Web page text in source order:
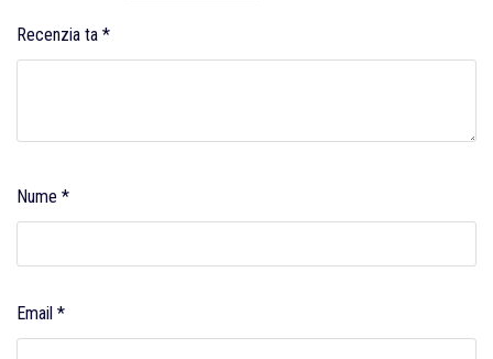
Recenzia ta *
Nume *
Email *